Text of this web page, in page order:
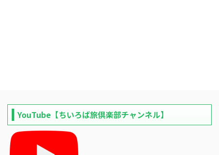
YouTube【ちいろば旅倶楽部チャンネル】